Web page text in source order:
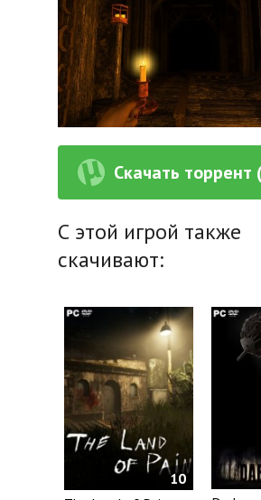
Скачать торрент
С этой игрой также
скачивают:
10